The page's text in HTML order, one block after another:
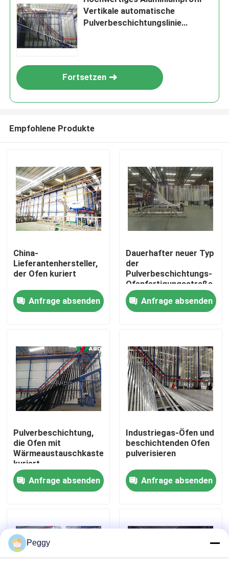
EINREICHUNGEN
Haus
Produkte
Über uns
Fabrik-Ausflug
Qualitätskontrolle
Treten Sie mit uns in Verbindung
VR
Vertikale Pulver-Beschichtungs-Linie
Vertikale automatische
Pulverbeschichtungslinie
Fortsetzen
Empfohlene Produkte
China-
Lieferantenhersteller,
der Ofen kuriert
Anfrage absenden
Dauerhafter neuer Typ
der
Pulverbeschichtungs-
Ofenfertigungsstraße
Anfrage absenden
Pulverbeschichtung,
die Ofen mit
Wärmeaustauschkasten
kuriert
Anfrage absenden
Industriegas-Öfen und
beschichtenden Ofen
pulverisieren
Anfrage absenden
Peggy